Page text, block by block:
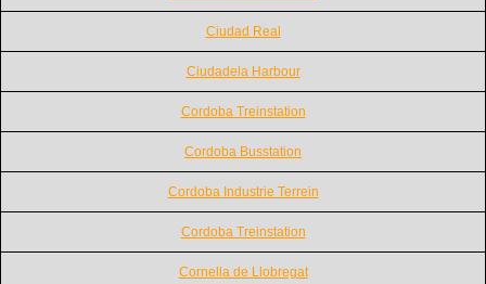
Ciudad Real
Ciudadela Harbour
Cordoba Treinstation
Cordoba Busstation
Cordoba Industrie Terrein
Cordoba Treinstation
Cornella de Llobregat